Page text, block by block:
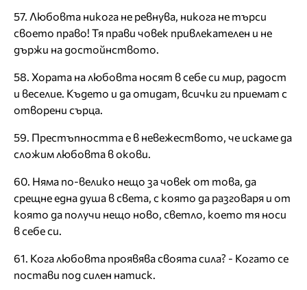
57. Любовта никога не ревнува, никога не търси
своето право! Тя прави човек привлекателен и не
държи на достойнството.
58. Хората на любовта носят в себе си мир, радост
и веселие. Където и да отидат, всички ги приемат с
отворени сърца.
59. Престъпността е в невежеството, че искаме да
сложим любовта в окови.
60. Няма по-велико нещо за човек от това, да
срещне една душа в света, с която да разговаря и от
която да получи нещо ново, светло, което тя носи
в себе си.
61. Кога любовта проявява своята сила? - Когато се
постави под силен натиск.